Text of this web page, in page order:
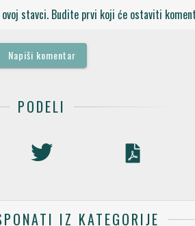
stavci. Budite prvi koji će ostaviti
Napiši komentar
PODELI
IZ KATEGORIJE